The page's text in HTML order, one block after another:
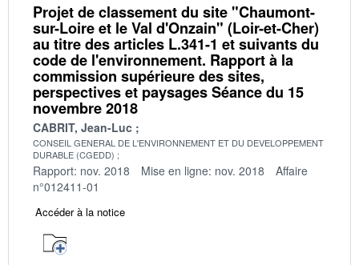
Projet de classement du site "Chaumont-
sur-Loire et le Val d'Onzain" (Loir-et-Cher)
au titre des articles L.341-1 et suivants du
code de l'environnement. Rapport à la
commission supérieure des sites,
perspectives et paysages Séance du 15
novembre 2018
CABRIT, Jean-Luc
CONSEIL GENERAL DE L'ENVIRONNEMENT ET DU DEVELOPPEMENT
DURABLE (CGEDD)
Rapport: nov. 2018 Mise en ligne: nov. 2018
Affaire
n°012411-01
Accéder à la notice